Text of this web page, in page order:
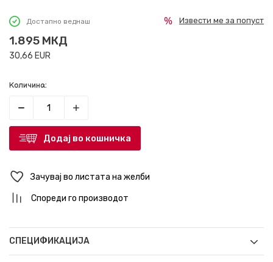
Достапно веднаш
1.895 МКД
30,66 EUR
Извести ме за попуст
Количина:
Додај во кошничка
Зачувај во листата на желби
Спореди го производот
СПЕЦИФИКАЦИЈА